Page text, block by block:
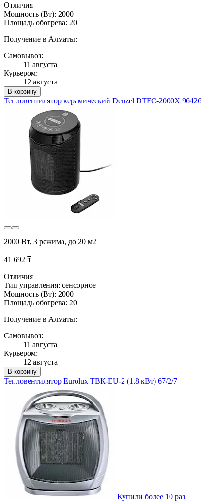
Отличия
Мощность (Вт): 2000
Площадь обогрева: 20
Получение в Алматы:
Самовывоз:
11 августа
Курьером:
12 августа
В корзину
Тепловентилятор керамический Denzel DTFC-2000X 96426
2000 Вт, 3 режима, до 20 м2
41 692 ₸
Отличия
Тип управления: сенсорное
Мощность (Вт): 2000
Площадь обогрева: 20
Получение в Алматы:
Самовывоз:
11 августа
Курьером:
12 августа
В корзину
Тепловентилятор Eurolux ТВК-EU-2 (1,8 кВт) 67/2/7
Купили более 10 раз